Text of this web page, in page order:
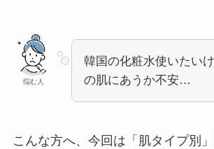
悩む人
韓国の化粧水使いたい
の肌にあうか不安…
こんな方へ、今回は「肌タイプ別